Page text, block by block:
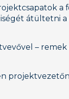
a
átültetni
–